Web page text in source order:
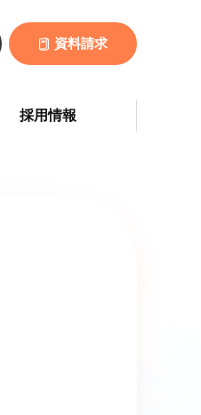
資料請求
採用情報